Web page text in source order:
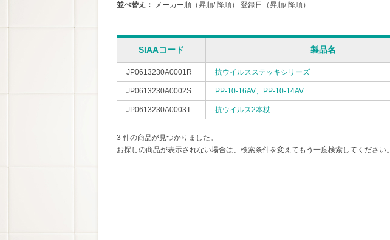
並べ替え： メーカー順（昇順/ 降順） 登録日（昇順/ 降順）
SIAAコード 製品名
JP0613230A0001R 抗ウイルスステッキシリーズ
JP0613230A0002S PP-10-16AV、PP-10-14AV
JP0613230A0003T 抗ウイルス2本杖
3 件の商品が見つかりました。
お探しの商品が表示されない場合は、検索条件を変えてもう一度検索してください。